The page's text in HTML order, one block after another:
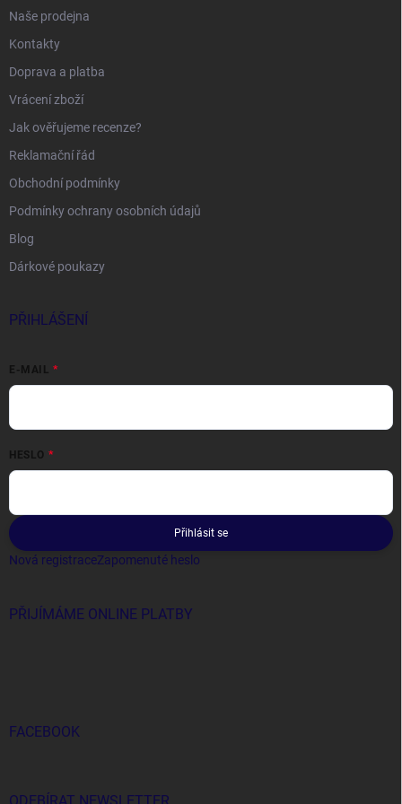
Naše prodejna
Kontakty
Doprava a platba
Vrácení zboží
Jak ověřujeme recenze?
Reklamační řád
Obchodní podmínky
Podmínky ochrany osobních údajů
Blog
Dárkové poukazy
PŘIHLÁŠENÍ
E-MAIL
HESLO
Přihlásit se
Nová registraceZapomenuté heslo
PŘIJÍMÁME ONLINE PLATBY
FACEBOOK